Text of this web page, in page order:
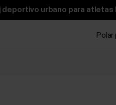
deportivo urbano para atletas
Polar